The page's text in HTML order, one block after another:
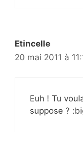
Etincelle
20 mai 2011 à
Euh ! Tu
suppose ?